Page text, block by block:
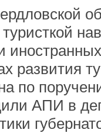
развития
по
АПИ в